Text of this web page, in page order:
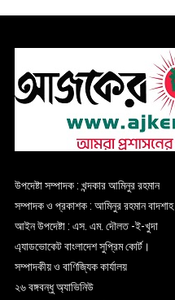
উপদেষ্টা সম্পাদক : খন্দকার আমিনুর রহমান
সম্পাদক ও প্রকাশক : আমিনুর রহমান বাদশাহ
আইন উপদেষ্টা : এস. এম. দৌলত -ই-খুদা
এ্যাডভোকেট বাংলাদেশ সুপ্রিম কোর্ট।
সম্পাদকীয় ও বাণিজ্যিক কার্যালয়
২৬ বঙ্গবন্ধু অ্যাভিনিউ